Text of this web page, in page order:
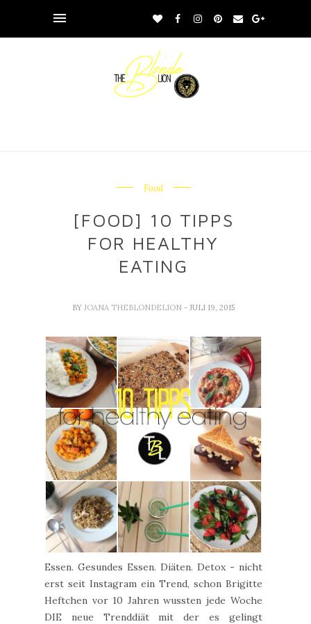
Food
[FOOD] 10 TIPPS
FOR HEALTHY
EATING
BY JOANA THEBLONDELION - JULI 19, 2015
Essen. Gesundes Essen. Diäten. Detox - nicht
erst seit Instagram ein Trend, schon Brigitte
Heftchen vor 10 Jahren wussten jede Woche
DIE neue Trenddiät mit der es gelingt